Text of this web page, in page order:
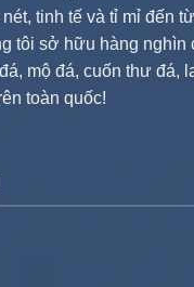
nét, tinh tế và tỉ mỉ đến
tôi sở hữu hàng nghìn
mộ đá, cuốn thư đá,
toàn quốc!